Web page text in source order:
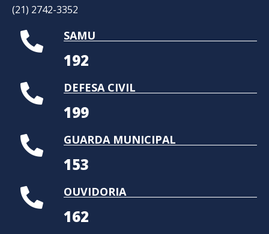
(21) 2742-3352​
SAMU
192
DEFESA CIVIL
199
GUARDA MUNICIPAL
153
OUVIDORIA
162